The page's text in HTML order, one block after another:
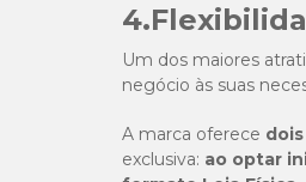
Um dos maiores
negócio às suas
A marca oferece
exclusiva: ao optar